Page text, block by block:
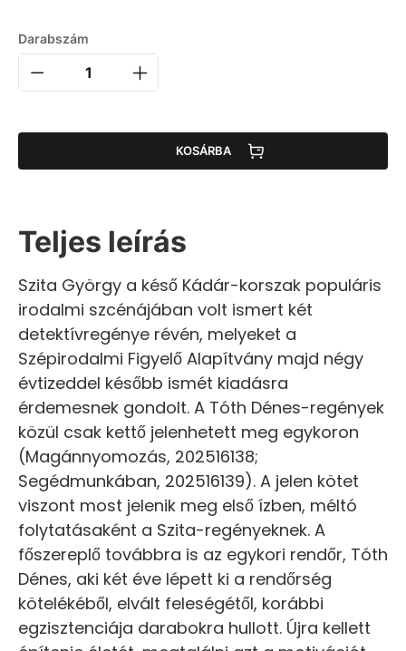
Darabszám
KOSÁRBA
Teljes leírás
Szita György a késő Kádár-korszak populáris
irodalmi szcénájában volt ismert két
detektívregénye révén, melyeket a
Szépirodalmi Figyelő Alapítvány majd négy
évtizeddel később ismét kiadásra
érdemesnek gondolt. A Tóth Dénes-regények
közül csak kettő jelenhetett meg egykoron
(Magánnyomozás, 202516138;
Segédmunkában, 202516139). A jelen kötet
viszont most jelenik meg első ízben, méltó
folytatásaként a Szita-regényeknek. A
főszereplő továbbra is az egykori rendőr, Tóth
Dénes, aki két éve lépett ki a rendőrség
kötelékéből, elvált feleségétől, korábbi
egzisztenciája darabokra hullott. Újra kellett